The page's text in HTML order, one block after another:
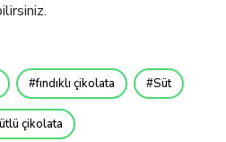
fındıklı çikolata Süt
çikolata